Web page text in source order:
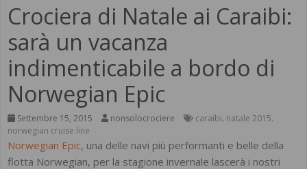
Crociera di Natale ai Caraibi:
sarà un vacanza
indimenticabile a bordo di
Norwegian Epic
Settembre 15, 2015 nonsolocrociere caraibi, natale 2015,
norwegian cruise line
Norwegian Epic, una delle navi più performanti e belle della
flotta Norwegian, per la stagione invernale lascerà i nostri